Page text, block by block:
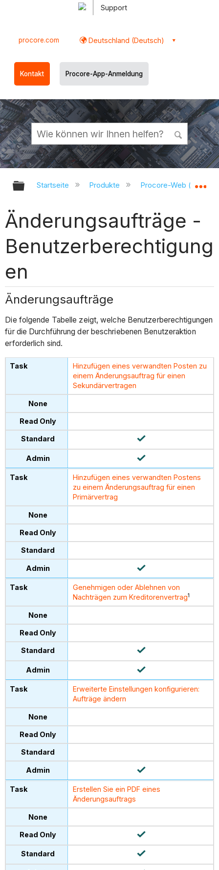
Support
procore.com Deutschland (Deutsch)
Kontakt Procore-App-Anmeldung
Globale Hierarchie auf- und
Startseite Produkte Procore-Web
Änderungsaufträge -
Benutzerberechtigung
en
Änderungsaufträge
Die folgende Tabelle zeigt, welche Benutzerberechtigungen
für die Durchführung der beschriebenen Benutzeraktion
erforderlich sind.
Hinzufügen eines verwandten Posten zu
einem Änderungsauftrag für einen
Sekundärvertragen
Hinzufügen eines verwandten Postens
zu einem Änderungsauftrag für einen
Primärvertrag
Genehmigen oder Ablehnen von
Nachträgen zum Kreditorenvertrag1
Erweiterte Einstellungen konfigurieren:
Aufträge ändern
Erstellen Sie ein PDF eines
Änderungsauftrags